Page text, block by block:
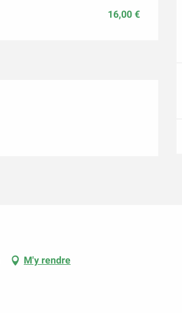
16,00 €
M'y rendre